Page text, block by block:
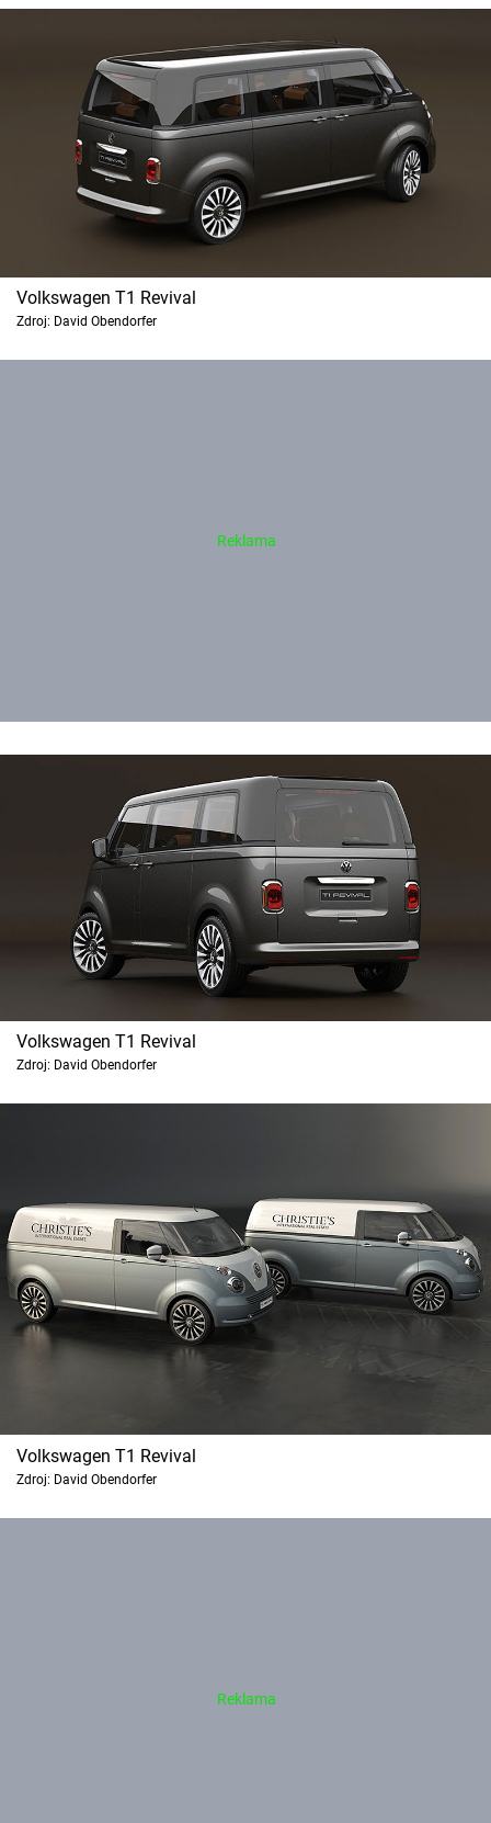
Volkswagen T1 Revival
Zdroj: David Obendorfer
Volkswagen T1 Revival
Zdroj: David Obendorfer
Volkswagen T1 Revival
Zdroj: David Obendorfer